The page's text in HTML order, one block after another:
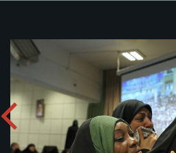
دریافت آلبوم:zip